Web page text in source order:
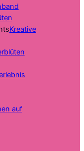
Kreative
auf